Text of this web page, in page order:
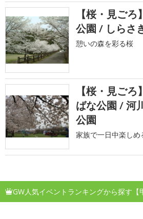
【桜・見ご
公園 / しらさ
憩いの森を彩る桜
【桜・見ご
ばな公園 / 河
公園
家族で一日中楽しめ
GW人気イベントランキングから探す【